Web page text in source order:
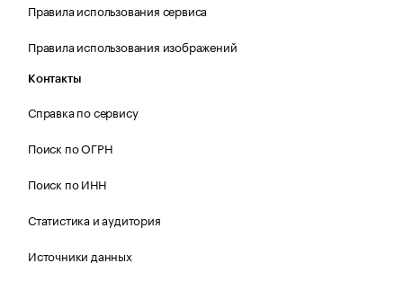
Правила использования сервиса
Правила использования изображений
Контакты
Справка по сервису
Поиск по ОГРН
Поиск по ИНН
Статистика и аудитория
Источники данных